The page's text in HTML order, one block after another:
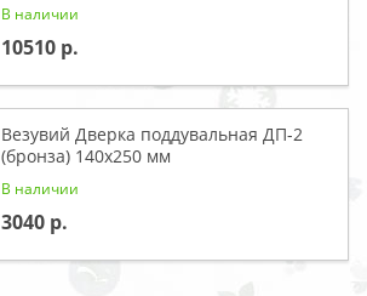
В наличии
10510
Везувий Дверка поддувальная ДП-2
(бронза) 140x250 мм
В наличии
3040